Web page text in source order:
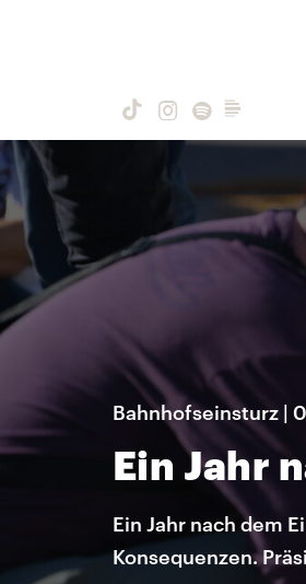
Bahnhofseinsturz |
Ein Jahr
Ein Jahr nach dem
Konsequenzen.